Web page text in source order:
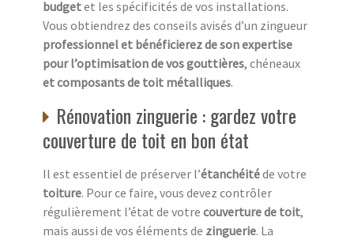
budgetet les spécificités de vos installations.
Vous obtiendrez des conseils avisés d’un zingueur
professionnel et bénéficierez de son expertise
pour l’optimisation de vos gouttières, chéneaux
et composants de toit métalliques.
Rénovation zinguerie : gardez votre
couverture de toit en bon état
Il est essentiel de préserver l’étanchéitéde votre
toiture. Pour ce faire, vous devez contrôler
régulièrement l’état de votre couverture de toit,
mais aussi de vos éléments de zinguerie. La